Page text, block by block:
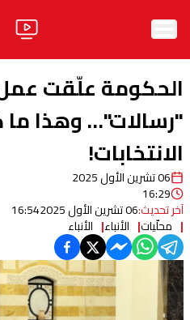
الأخبار
آراء
فيديو
مواقف
وليد جنبلاطالحزب
ابحث
الحكومة علّقت
"رسالات"… وهذا
الانتخابات!
06 تشرين الأول 2025
16:29
آخر تحديث:06 تشرين الأول 2025 16:54
محلّيات الأنباء الأنباء